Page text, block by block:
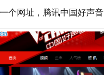
个网址，腾讯中国好声音